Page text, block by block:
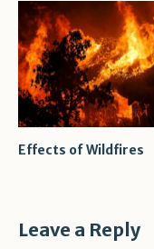
Effects of Wildfires
Leave a Reply